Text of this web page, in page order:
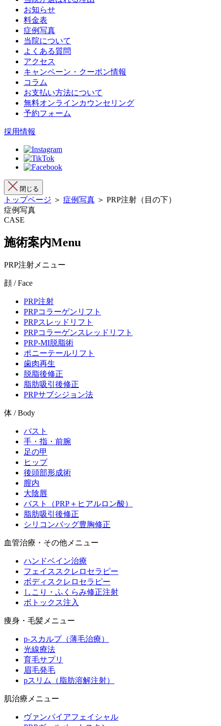
お知らせ
料金表
症例写真
当院について
よくある質問
アクセス
キャンペーン・クーポン情報
コラム
お支払い方法について
無料オンラインカウンセリング
予約フォーム
採用情報
閉じる
トップページ ＞ 症例写真 ＞ PRP注射（目の下）
症例写真
CASE
施術案内Menu
PRP注射メニュー
顔 / Face
PRP注射
PRPコラーゲンリフト
PRPスレッドリフト
PRPコラーゲンスレッドリフト
PRP-MI脱脂術
ポニーテールリフト
歯肉再生
脱脂後修正
脂肪吸引後修正
PRPサブシジョン法
体 / Body
バスト
手・指・前腕
足の甲
ヒップ
後頭部形成術
膣内
大陰唇
バスト（PRP＋ヒアルロン酸）
脂肪吸引後修正
シリコンバッグ豊胸修正
血管治療・その他メニュー
ハンドベイン治療
フェイススクレロセラピー
ボディスクレロセラピー
しこり・ふくらみ修正注射
ボトックス注入
痩身・毛髪メニュー
p-スカルプ（薄毛治療）
光線療法
育毛サプリ
眉毛発毛
pスリム（脂肪溶解注射）
肌治療メニュー
ヴァンパイアフェイシャル